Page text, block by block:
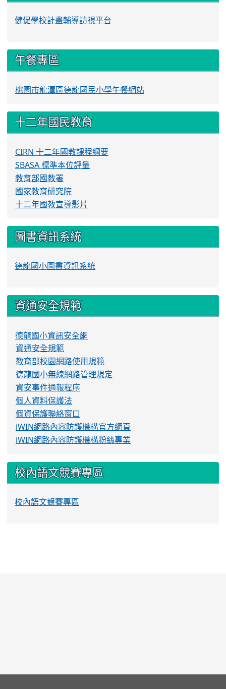
健促學校計畫輔導訪視平台
午餐專區
桃園市龍潭區德龍國民小學午餐網站
十二年國民教育
CIRN 十二年國教課程綱要
SBASA 標準本位評量
教育部國教署
國家教育研究院
十二年國教宣導影片
圖書資訊系統
德龍國小圖書資訊系統
資通安全規範
德龍國小資訊安全網
資通安全規範
教育部校園網路使用規範
德龍國小無線網路管理規定
資安事件通報程序
個人資料保護法
個資保護聯絡窗口
iWIN網路內容防護機構官方網頁
iWIN網路內容防護機構粉絲專業
校內語文競賽專區
校內語文競賽專區